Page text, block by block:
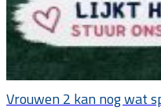
Vrouwen 2 kan nog wat